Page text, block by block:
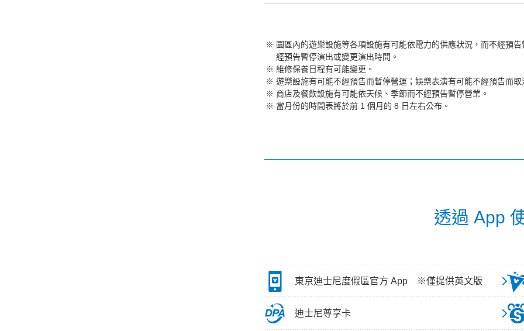
園區內的遊樂設施等各項設施有可能依電力的供應狀況，而不經預
經預告暫停演出或變更演出時間。
維修保養日程有可能變更。
遊樂設施有可能不經預告而暫停營運；娛樂表演有可能不經預告而取
商店及餐飲設施有可能依天候、季節而不經預告暫停營業。
當月份的時間表將於前 1 個月的 8 日左右公布。
透過 App
東京迪士尼度假區官方 App ※僅提供英文版
迪士尼尊享卡